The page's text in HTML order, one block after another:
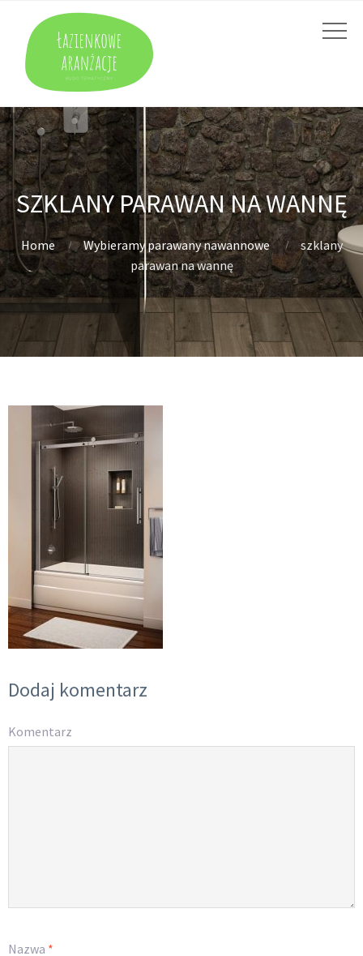
SZKLANY PARAWAN NA WANNĘ
Home Wybieramy parawany nawannowe
szklany
parawan na wannę
Dodaj komentarz
Komentarz
Nazwa *